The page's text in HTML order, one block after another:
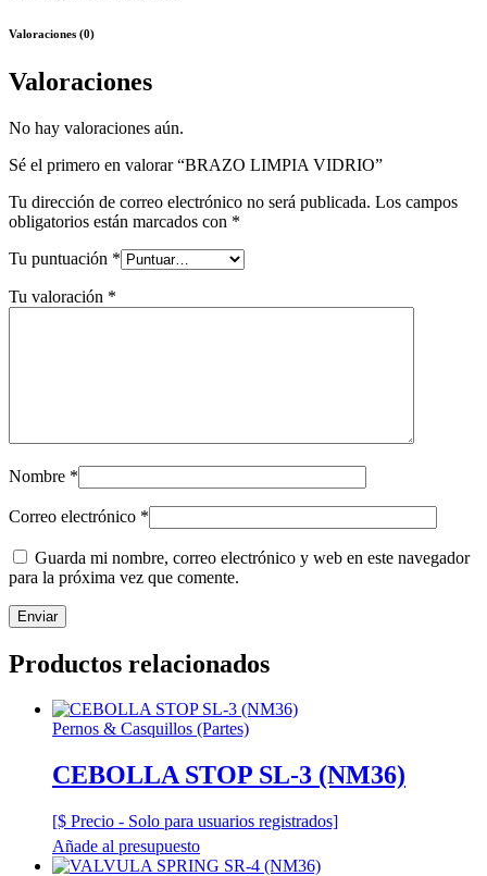
Valoraciones (0)
Valoraciones
No hay valoraciones aún.
Sé el primero en valorar “BRAZO LIMPIA VIDRIO”
Tu dirección de correo electrónico no será publicada. Los campos
obligatorios están marcados con *
Tu puntuación *
Tu valoración *
Nombre *
Correo electrónico *
Guarda mi nombre, correo electrónico y web en este navegador
para la próxima vez que comente.
Productos relacionados
Pernos & Casquillos (Partes)
CEBOLLA STOP SL-3 (NM36)
[$ Precio - Solo para usuarios registrados]
Añade al presupuesto